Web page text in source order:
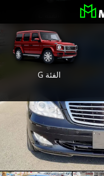
الفئة G